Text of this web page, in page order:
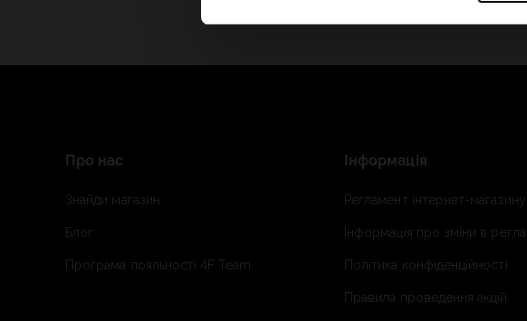
Про нас
Знайди магазин
Блог
Програма лояльності 4F Team
Інформація
Регламент інтернет-магазину
Інформація про зміни в
Політика конфіденційності
Правила проведення акцій